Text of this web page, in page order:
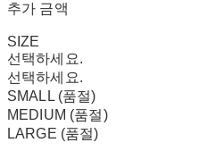
추가 금액
SIZE
선택하세요.
선택하세요.
SMALL (품절)
MEDIUM (품절)
LARGE (품절)